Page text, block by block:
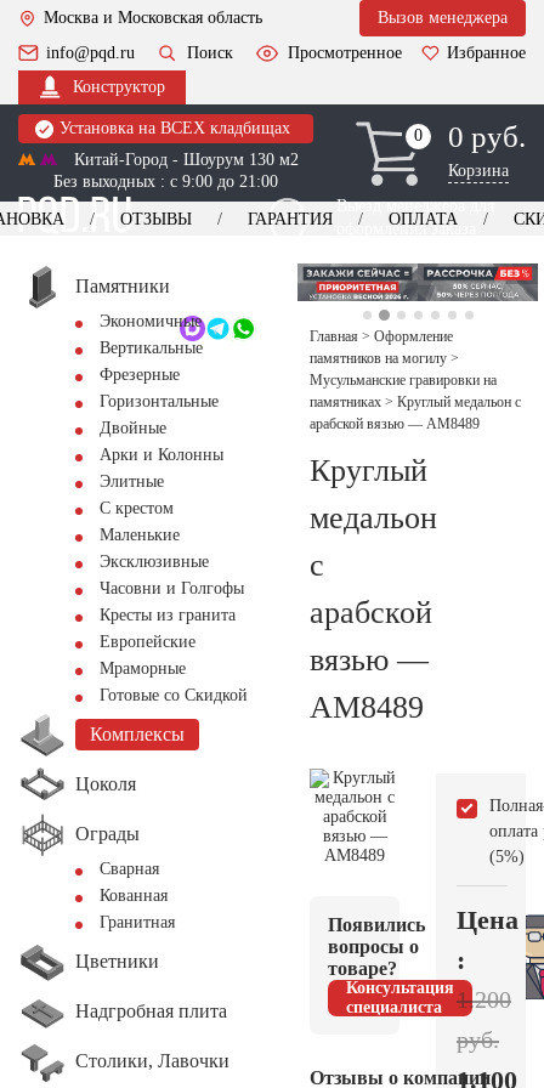
Москва и Московская область
Вызов менеджера
info@pqd.ru
Поиск Просмотренное
Избранное
Конструктор
Установка на ВСЕХ кладбищах
Китай-Город - Шоурум 130 м2
Без выходных : с 9:00 до 21:00
0
0 0 руб.
Корзина
Выезд менеджера для
оформления заказа
+7 (495) 518-44-23
Обратный звонок
ОТЗЫВЫ ГАРАНТИЯ ОПЛАТА
Памятники
Экономичные
Вертикальные
Фрезерные
Горизонтальные
Двойные
Арки и Колонны
Элитные
С крестом
Маленькие
Эксклюзивные
Часовни и Голгофы
Кресты из гранита
Европейские
Мраморные
Готовые со Скидкой
Комплексы
Цоколя
Ограды
Сварная
Кованная
Гранитная
Цветники
Надгробная плита
Столики, Лавочки
Главная > Оформление
памятников на могилу >
Мусульманские гравировки на
памятниках > Круглый медальон с
арабской вязью — AM8489
Круглый
медальон
с
арабской
вязью —
AM8489
Появились
вопросы о
товаре?
Консультация
специалиста
Отзывы о компании
Полная
оплата
(5%)
Цена
:
1.200
руб.
1.100